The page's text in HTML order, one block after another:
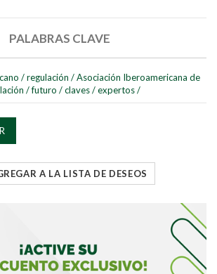
PALABRAS CLAVE
/regulación /Asociación Iberoamericana de
/futuro / claves / expertos /
A LA LISTA DE DESEOS